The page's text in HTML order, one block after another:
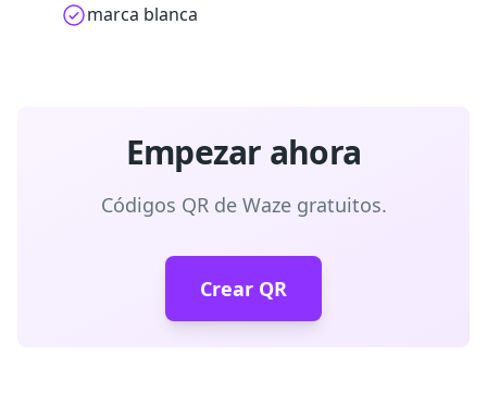
marca blanca
Empezar ahora
Códigos QR de Waze gratuitos.
Crear QR